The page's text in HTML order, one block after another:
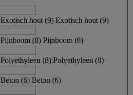
Exotisch hout (9) Exotisch hout (9)
Pijnboom (8) Pijnboom (8)
Polyethyleen (8) Polyethyleen (8)
Beton (6) Beton (6)